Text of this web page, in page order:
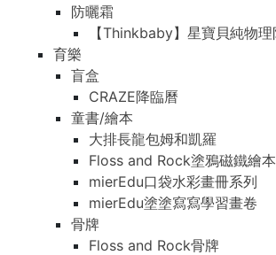
防曬霜
【Thinkbaby】星寶貝純物
育樂
盲盒
CRAZE降臨曆
童書/繪本
大排長龍包姆和凱羅
Floss and Rock塗鴉磁鐵繪本
mierEdu口袋水彩畫冊系列
mierEdu塗塗寫寫學習畫卷
骨牌
Floss and Rock骨牌